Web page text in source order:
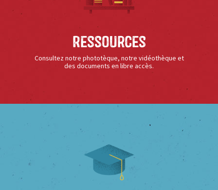
Ressources
Consultez notre phototèque, notre vidéothèque et
des documents en libre accès.